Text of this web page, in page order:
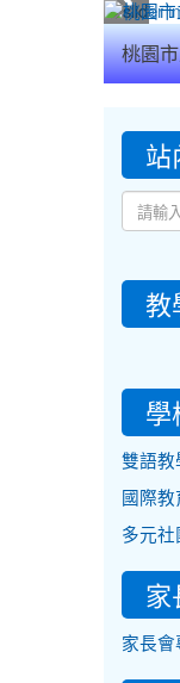
桃園
::: 站
教
學
雙語教
國際教
多元社
家
家長會